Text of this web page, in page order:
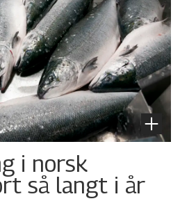
i norsk
så langt i år